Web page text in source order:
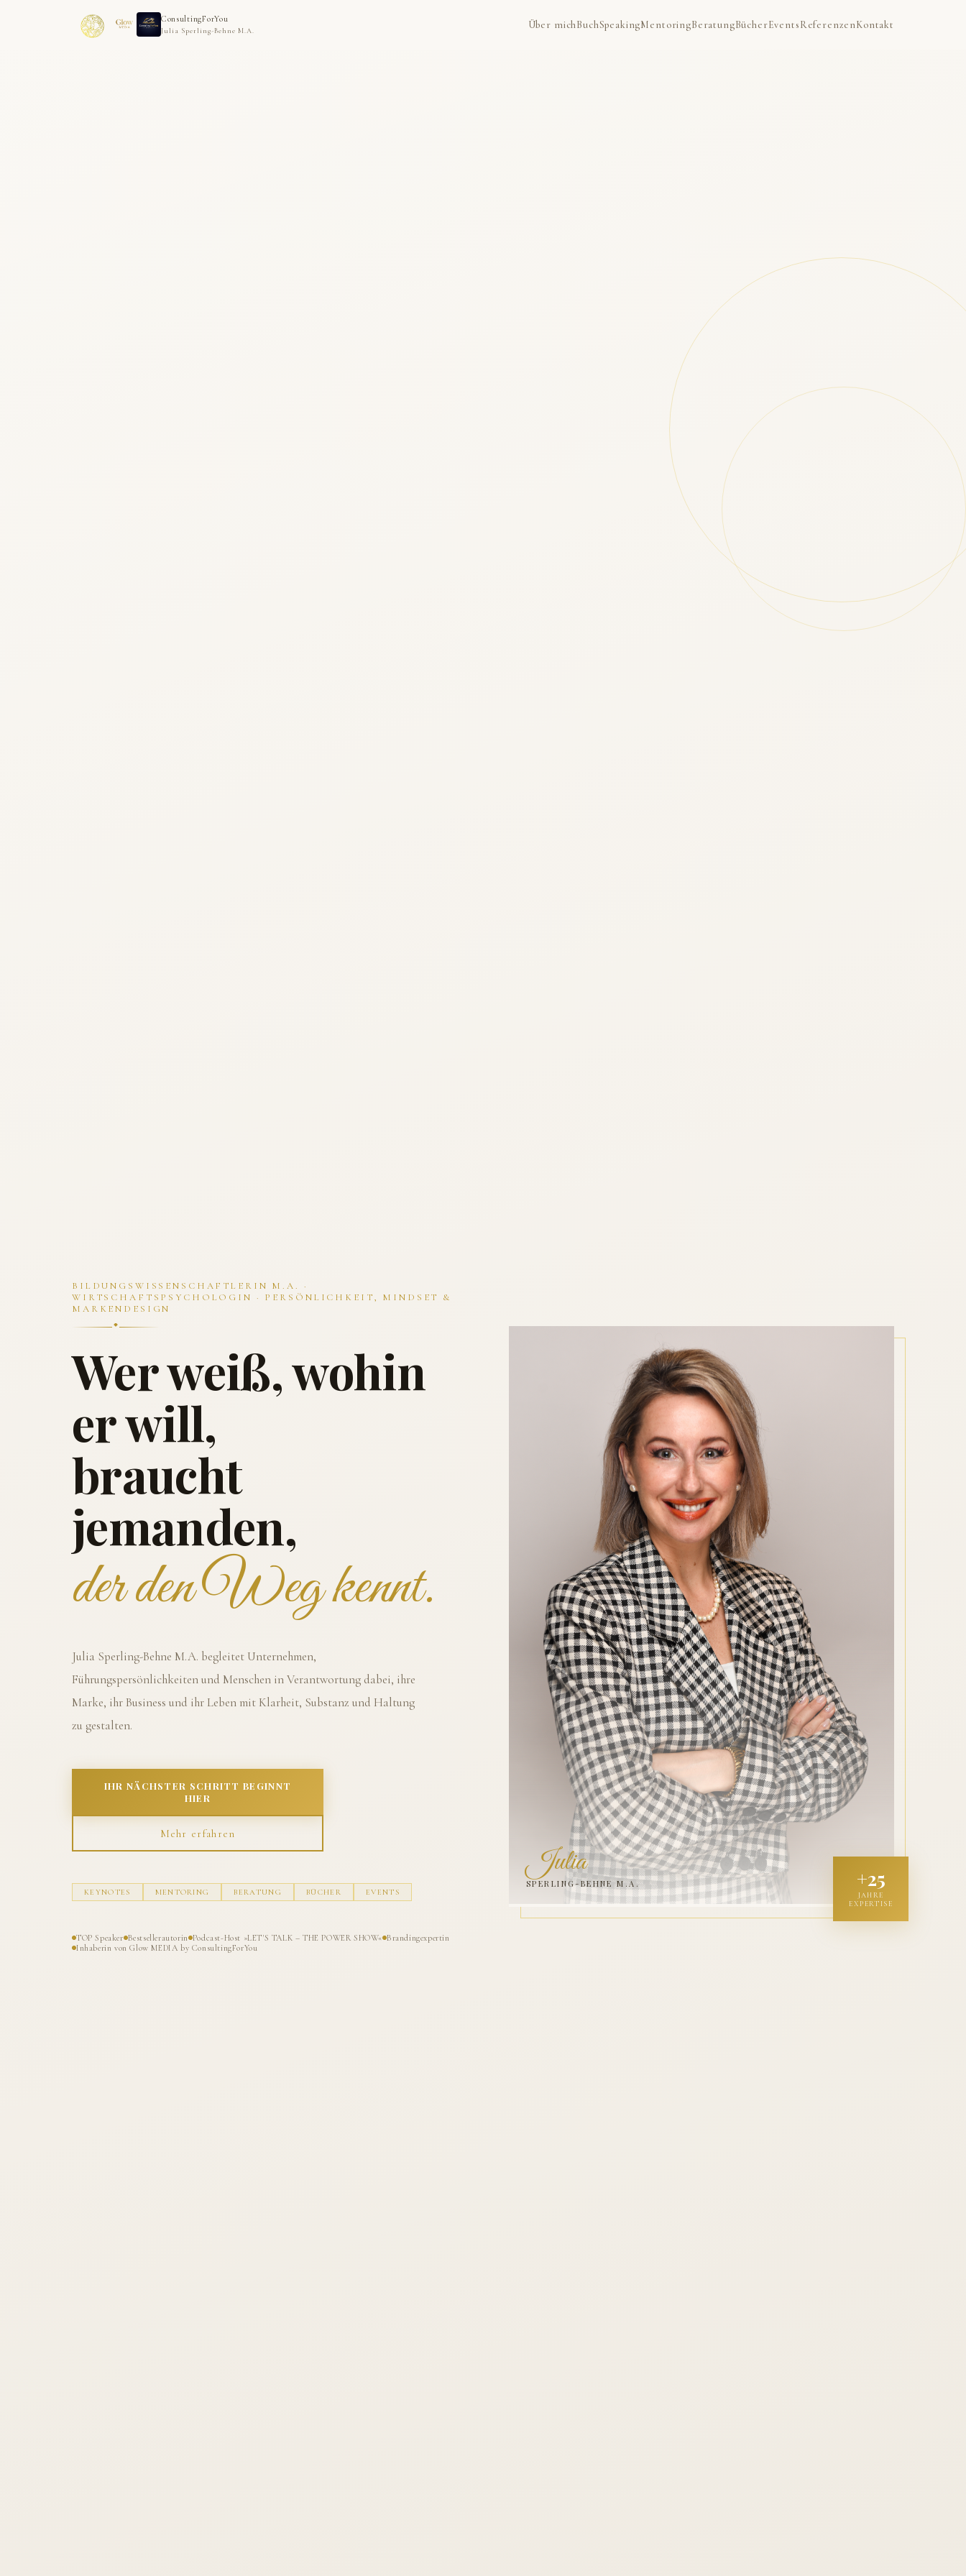
ConsultingForYou
Julia Sperling-Behne M.A.
Über michBuchSpeakingMentoringBeratungBücherEventsReferenzenKontakt
BILDUNGSWISSENSCHAFTLERIN M.A. ·
WIRTSCHAFTSPSYCHOLOGIN · PERSÖNLICHKEIT, MINDSET &
MARKENDESIGN
Wer weiß, wohin
er will,
braucht
jemanden,
der den Weg kennt.
Julia Sperling-Behne M.A. begleitet Unternehmen,
Führungspersönlichkeiten und Menschen in Verantwortung dabei, ihre
Marke, ihr Business und ihr Leben mit Klarheit, Substanz und Haltung
zu gestalten.
IHR NÄCHSTER SCHRITT BEGINNT
HIER
Mehr erfahren
KEYNOTES MENTORING BERATUNG BÜCHER EVENTS
TOP Speaker Bestsellerautorin Podcast-Host »LET'S TALK – THE POWER SHOW« Brandingexpertin
Inhaberin von Glow MEDIA by ConsultingForYou
Julia
SPERLING-BEHNE M.A. +25
JAHRE
EXPERTISE